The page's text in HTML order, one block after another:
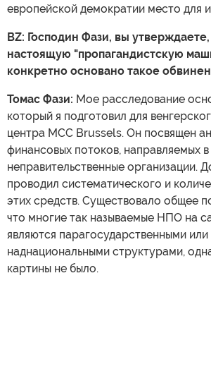
европейской демократии место для
BZ: Господин Фази, вы
настоящую "пропагандистскую
конкретно основано такое
Томас Фази: Мое расследование
который я подготовил для
центра MCC Brussels. Он посвящен
финансовых потоков, направляемых в
неправительственные организации.
проводил систематического и
этих средств. Существовало общее
что многие так называемые НПО на
являются парагосударственными или
наднациональными структурами,
картины не было.